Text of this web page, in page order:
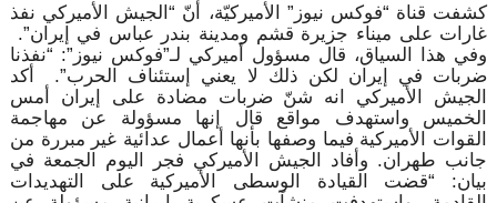
كشفت قناة “فوكس نيوز” الأميركيّة، أنّ “الجيش الأميركي نفذ
غارات على ميناء جزيرة قشم ومدينة بندر عباس في إيران”.
وفي هذا السياق، قال مسؤول أميركي لـ”فوكس نيوز”: “نفذنا
ضربات في إيران لكن ذلك لا يعني إستئناف الحرب”. أكد
الجيش الأميركي انه ⁠شنّ ضربات مضادة على إيران أمس
الخميس واستهدف مواقع قال إنها مسؤولة عن ‌مهاجمة
القوات الأميركية فيما وصفها بأنها ‌أعمال ‌عدائية غير مبررة من
جانب طهران. وأفاد الجيش الأميركي فجر اليوم الجمعة في
بيان: “قضت القيادة الوسطى الأميركية ‌على التهديدات